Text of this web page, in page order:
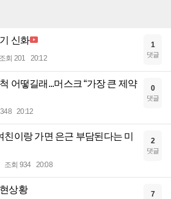
신화
조회 201 20:12
1
댓글
어떻길래...머스크 “가장 큰 제약
20:12
0
댓글
친이랑 가면 은근 부담된다는 미
조회 934 20:08
2
댓글
상황 7